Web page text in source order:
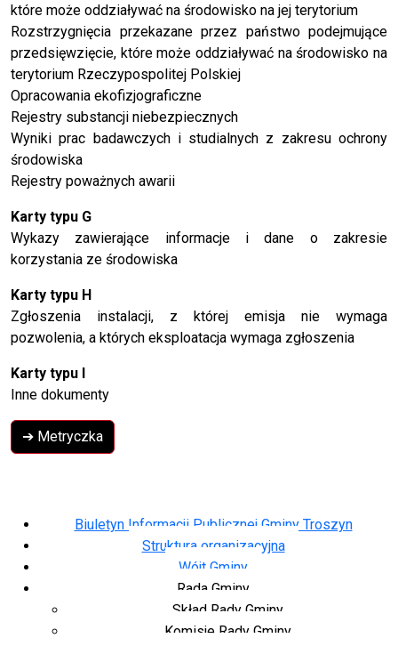
Biuletyn Informacji Publicznej Gminy Troszyn
Struktura organizacyjna
Wójt Gminy
Rada Gminy
Skład Rady Gminy
Komisje Rady Gminy
które może oddziaływać na środowisko na jej terytorium
Rozstrzygnięcia przekazane przez państwo podejmujące
przedsięwzięcie, które może oddziaływać na środowisko na
terytorium Rzeczypospolitej Polskiej
Opracowania ekofizjograficzne
Rejestry substancji niebezpiecznych
Wyniki prac badawczych i studialnych z zakresu ochrony
środowiska
Rejestry poważnych awarii
Karty typu G
Wykazy zawierające informacje i dane o zakresie
korzystania ze środowiska
Karty typu H
Zgłoszenia instalacji, z której emisja nie wymaga
pozwolenia, a których eksploatacja wymaga zgłoszenia
Karty typu I
Inne dokumenty
➔ Metryczka